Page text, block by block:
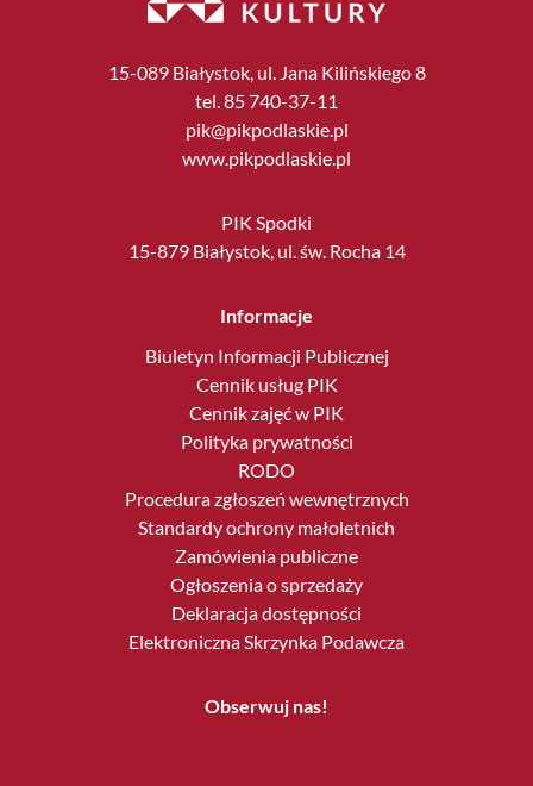
15-089 Białystok, ul. Jana Kilińskiego 8
tel. 85 740-37-11
pik@pikpodlaskie.pl
www.pikpodlaskie.pl
PIK Spodki
15-879 Białystok, ul. św. Rocha 14
Informacje
Biuletyn Informacji Publicznej
Cennik usług PIK
Cennik zajęć w PIK
Polityka prywatności
RODO
Procedura zgłoszeń wewnętrznych
Standardy ochrony małoletnich
Zamówienia publiczne
Ogłoszenia o sprzedaży
Deklaracja dostępności
Elektroniczna Skrzynka Podawcza
Obserwuj nas!